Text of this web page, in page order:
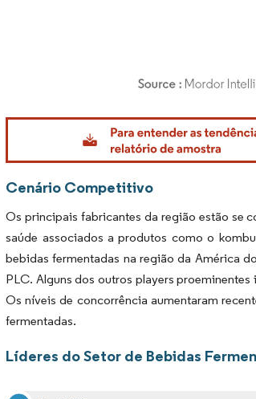
Imagem © Mordor Intelligence. O reuso requer atribuição
Cenário Competitivo
Os principais fabricantes da região estão se
saúde associados a produtos como o
bebidas fermentadas na região da América
PLC. Alguns dos outros players
Os níveis de concorrência aumentaram
fermentadas.
Líderes do Setor de Bebidas